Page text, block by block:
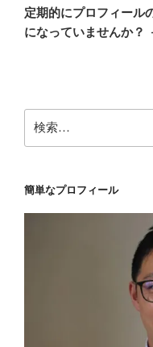
ー
シ
の
投
定期的にプロフィール
になっていませんか？
索:
簡単なプロフィール